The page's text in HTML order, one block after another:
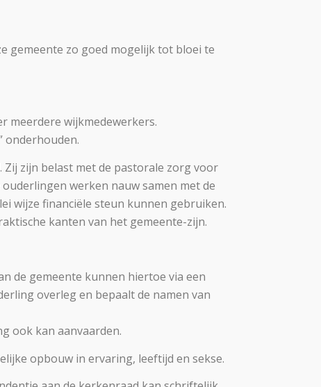
gemeente zo goed mogelijk tot bloei te
meerdere wijkmedewerkers.
onderhouden.
zijn belast met de pastorale zorg voor
werken nauw samen met de
wijze financiële steun kunnen gebruiken.
kanten van het gemeente-zijn.
de gemeente kunnen hiertoe via een
overleg en bepaalt de namen van
ook kan aanvaarden.
opbouw in ervaring, leeftijd en sekse.